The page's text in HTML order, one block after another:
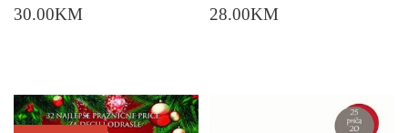
30.00KM 28.00KM